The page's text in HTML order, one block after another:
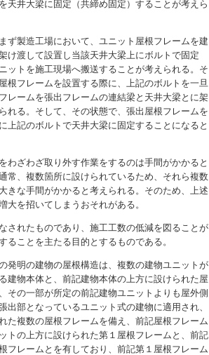
天井大梁に固定（共締め固定）することが考えら
ず製造工場において、ユニット屋根フレームを建
け渡して設置し当該天井大梁上にボルトで固定
ットを施工現場へ搬送することが考えられる。そ
根フレームを設置する際に、上記のボルトを一旦
レームを張出フレームの連結梁と天井大梁とに架
れる。そして、その状態で、張出屋根フレームを
上記のボルトで天井大梁に固定することになると
わざわざ取り外す作業をするのは手間がかかると
常、複数箇所に設けられているため、それら複数
きな手間がかかると考えられる。そのため、上述
大を招いてしまうおそれがある。
されたものであり、施工工数の低減を図ることが
ることを主たる目的とするものである。
発明の建物の屋根構造は、複数の建物ユニットが
建物本体と、前記建物本体の上方に設けられた屋
その一部が所定の前記建物ユニットよりも屋外側
出部となっているユニット式の建物に適用され、
た複数の屋根フレームを備え、前記屋根フレーム
トの上方に設けられた第１屋根フレームと、前記
フレームとを有しており、前記第１屋根フレーム